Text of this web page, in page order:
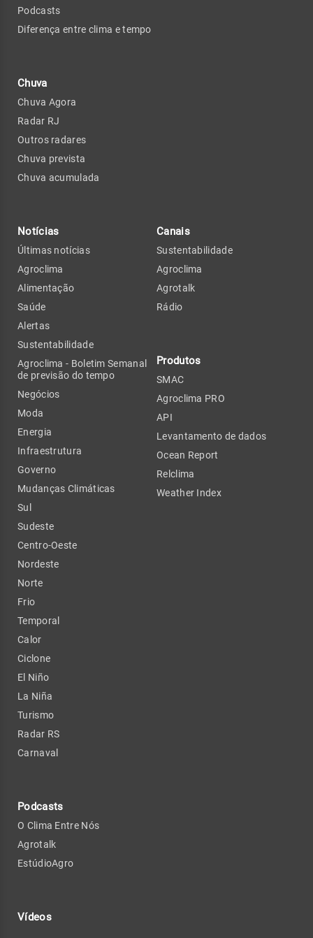
Podcasts
Diferença entre clima e tempo
Chuva
Chuva Agora
Radar RJ
Outros radares
Chuva prevista
Chuva acumulada
Notícias
Últimas notícias
Agroclima
Alimentação
Saúde
Alertas
Sustentabilidade
Agroclima - Boletim Semanal
de previsão do tempo
Negócios
Moda
Energia
Infraestrutura
Governo
Mudanças Climáticas
Sul
Sudeste
Centro-Oeste
Nordeste
Norte
Frio
Temporal
Calor
Ciclone
El Niño
La Niña
Turismo
Radar RS
Carnaval
Podcasts
O Clima Entre Nós
Agrotalk
EstúdioAgro
Vídeos
Canais
Sustentabilidade
Agroclima
Agrotalk
Rádio
Produtos
SMAC
Agroclima PRO
API
Levantamento de dados
Ocean Report
Relclima
Weather Index